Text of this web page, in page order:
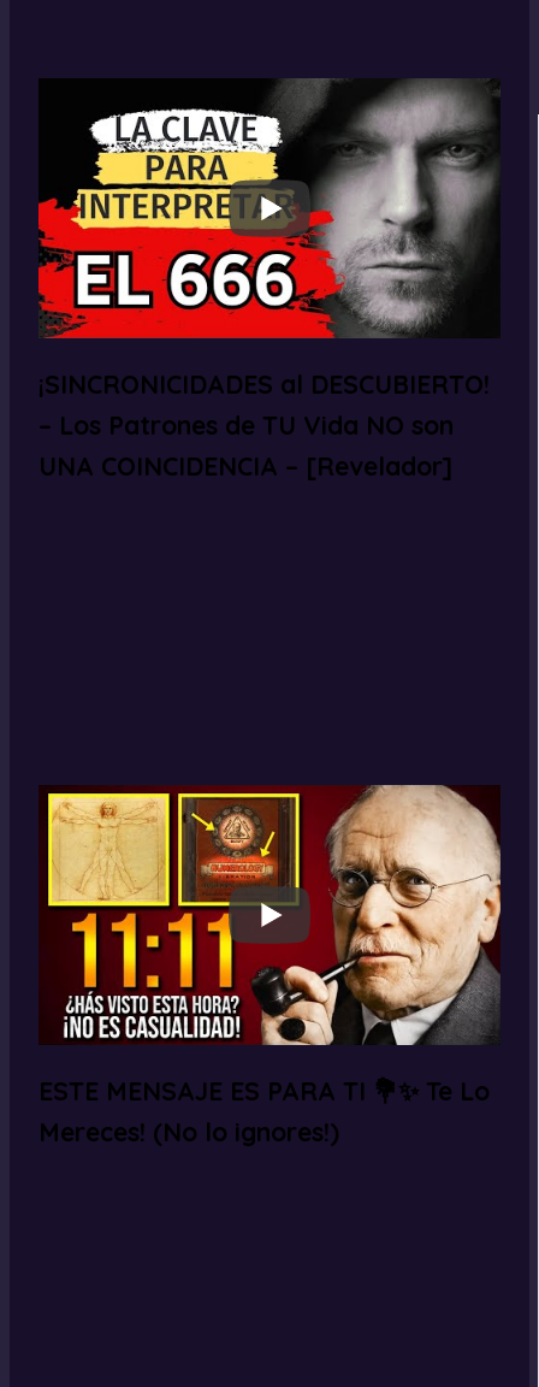
¡SINCRONICIDADES al DESCUBIERTO!
– Los Patrones de TU Vida NO son
UNA COINCIDENCIA – [Revelador]
ESTE MENSAJE ES PARA TI 💐✨ Te Lo
Mereces! (No lo ignores!)